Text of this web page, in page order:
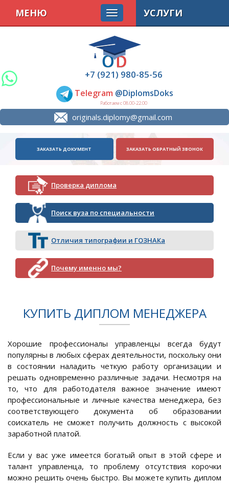
+7 (921) 980-85-56
Telegram @DiplomsDoks
Работаем с 08.00-22.00
originals.diplomy@gmail.com
МЕНЮ
ЗАКАЗАТЬ ДОКУМЕНТ ЗАКАЗАТЬ ОБРАТНЫЙ ЗВОНОК
Проверка диплома
Поиск вуза по специальности
Отличия типографии и ГОЗНАКа
Почему именно мы?
УСЛУГИ
КУПИТЬ ДИПЛОМ МЕНЕДЖЕРА
Хорошие профессионалы управленцы всегда будут
популярны в любых сферах деятельности, поскольку они
в состоянии наладить четкую работу организации и
решать одновременно различные задачи. Несмотря на
то, что для работодателя важное значение имеют
профессиональные и личные качества менеджера, без
соответствующего документа об образовании
соискатель не сможет получить должность с высокой
заработной платой.
Если у вас уже имеется богатый опыт в этой сфере и
талант управленца, то проблему отсутствия корочки
можно решить очень быстро. Вы можете купить диплом